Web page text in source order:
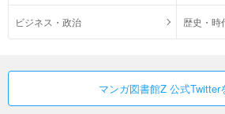
ビジネス・政治 歴史・時
マンガ図書館Z 公式Twitter